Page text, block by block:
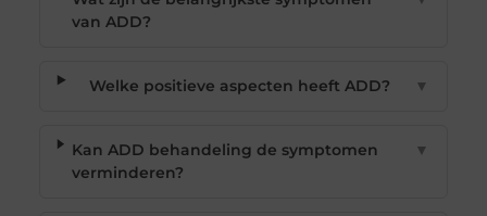
van ADD?
Welke positieve aspecten heeft ADD? ▼
Kan ADD behandeling de symptomen
verminderen?
▼